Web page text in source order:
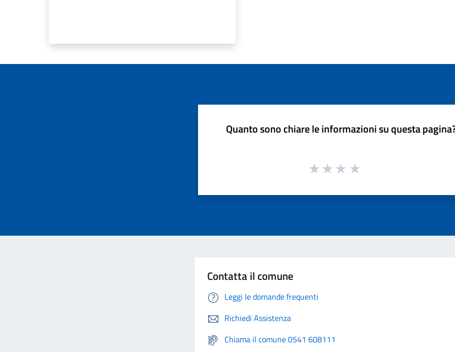
Quanto sono chiare le informazioni su questa
Contatta il comune
Leggi le domande frequenti
Richiedi Assistenza
Chiama il comune 0541 608111